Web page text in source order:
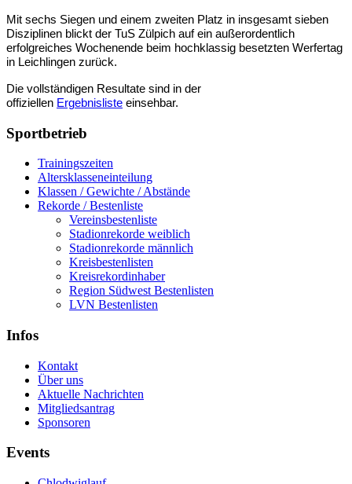
Mit sechs Siegen und einem zweiten Platz in insgesamt sieben
Disziplinen blickt der TuS Zülpich auf ein außerordentlich
erfolgreiches Wochenende beim hochklassig besetzten Werfertag
in Leichlingen zurück.
Die vollständigen Resultate sind in der
offiziellen Ergebnisliste einsehbar.
Sportbetrieb
Trainingszeiten
Altersklasseneinteilung
Klassen / Gewichte / Abstände
Rekorde / Bestenliste
Vereinsbestenliste
Stadionrekorde weiblich
Stadionrekorde männlich
Kreisbestenlisten
Kreisrekordinhaber
Region Südwest Bestenlisten
LVN Bestenlisten
Infos
Kontakt
Über uns
Aktuelle Nachrichten
Mitgliedsantrag
Sponsoren
Events